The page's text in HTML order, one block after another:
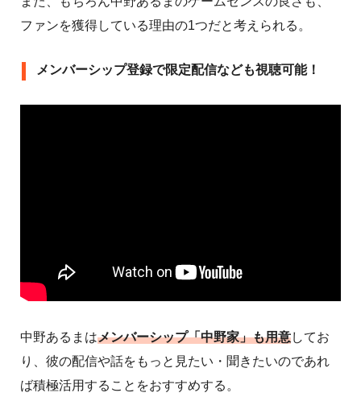
ファンを獲得している理由の1つだと考えられる。
メンバーシップ登録で限定配信なども視聴可能！
中野あるまはメンバーシップ「中野家」も用意してお
り、彼の配信や話をもっと見たい・聞きたいのであれ
ば積極活用することをおすすめする。